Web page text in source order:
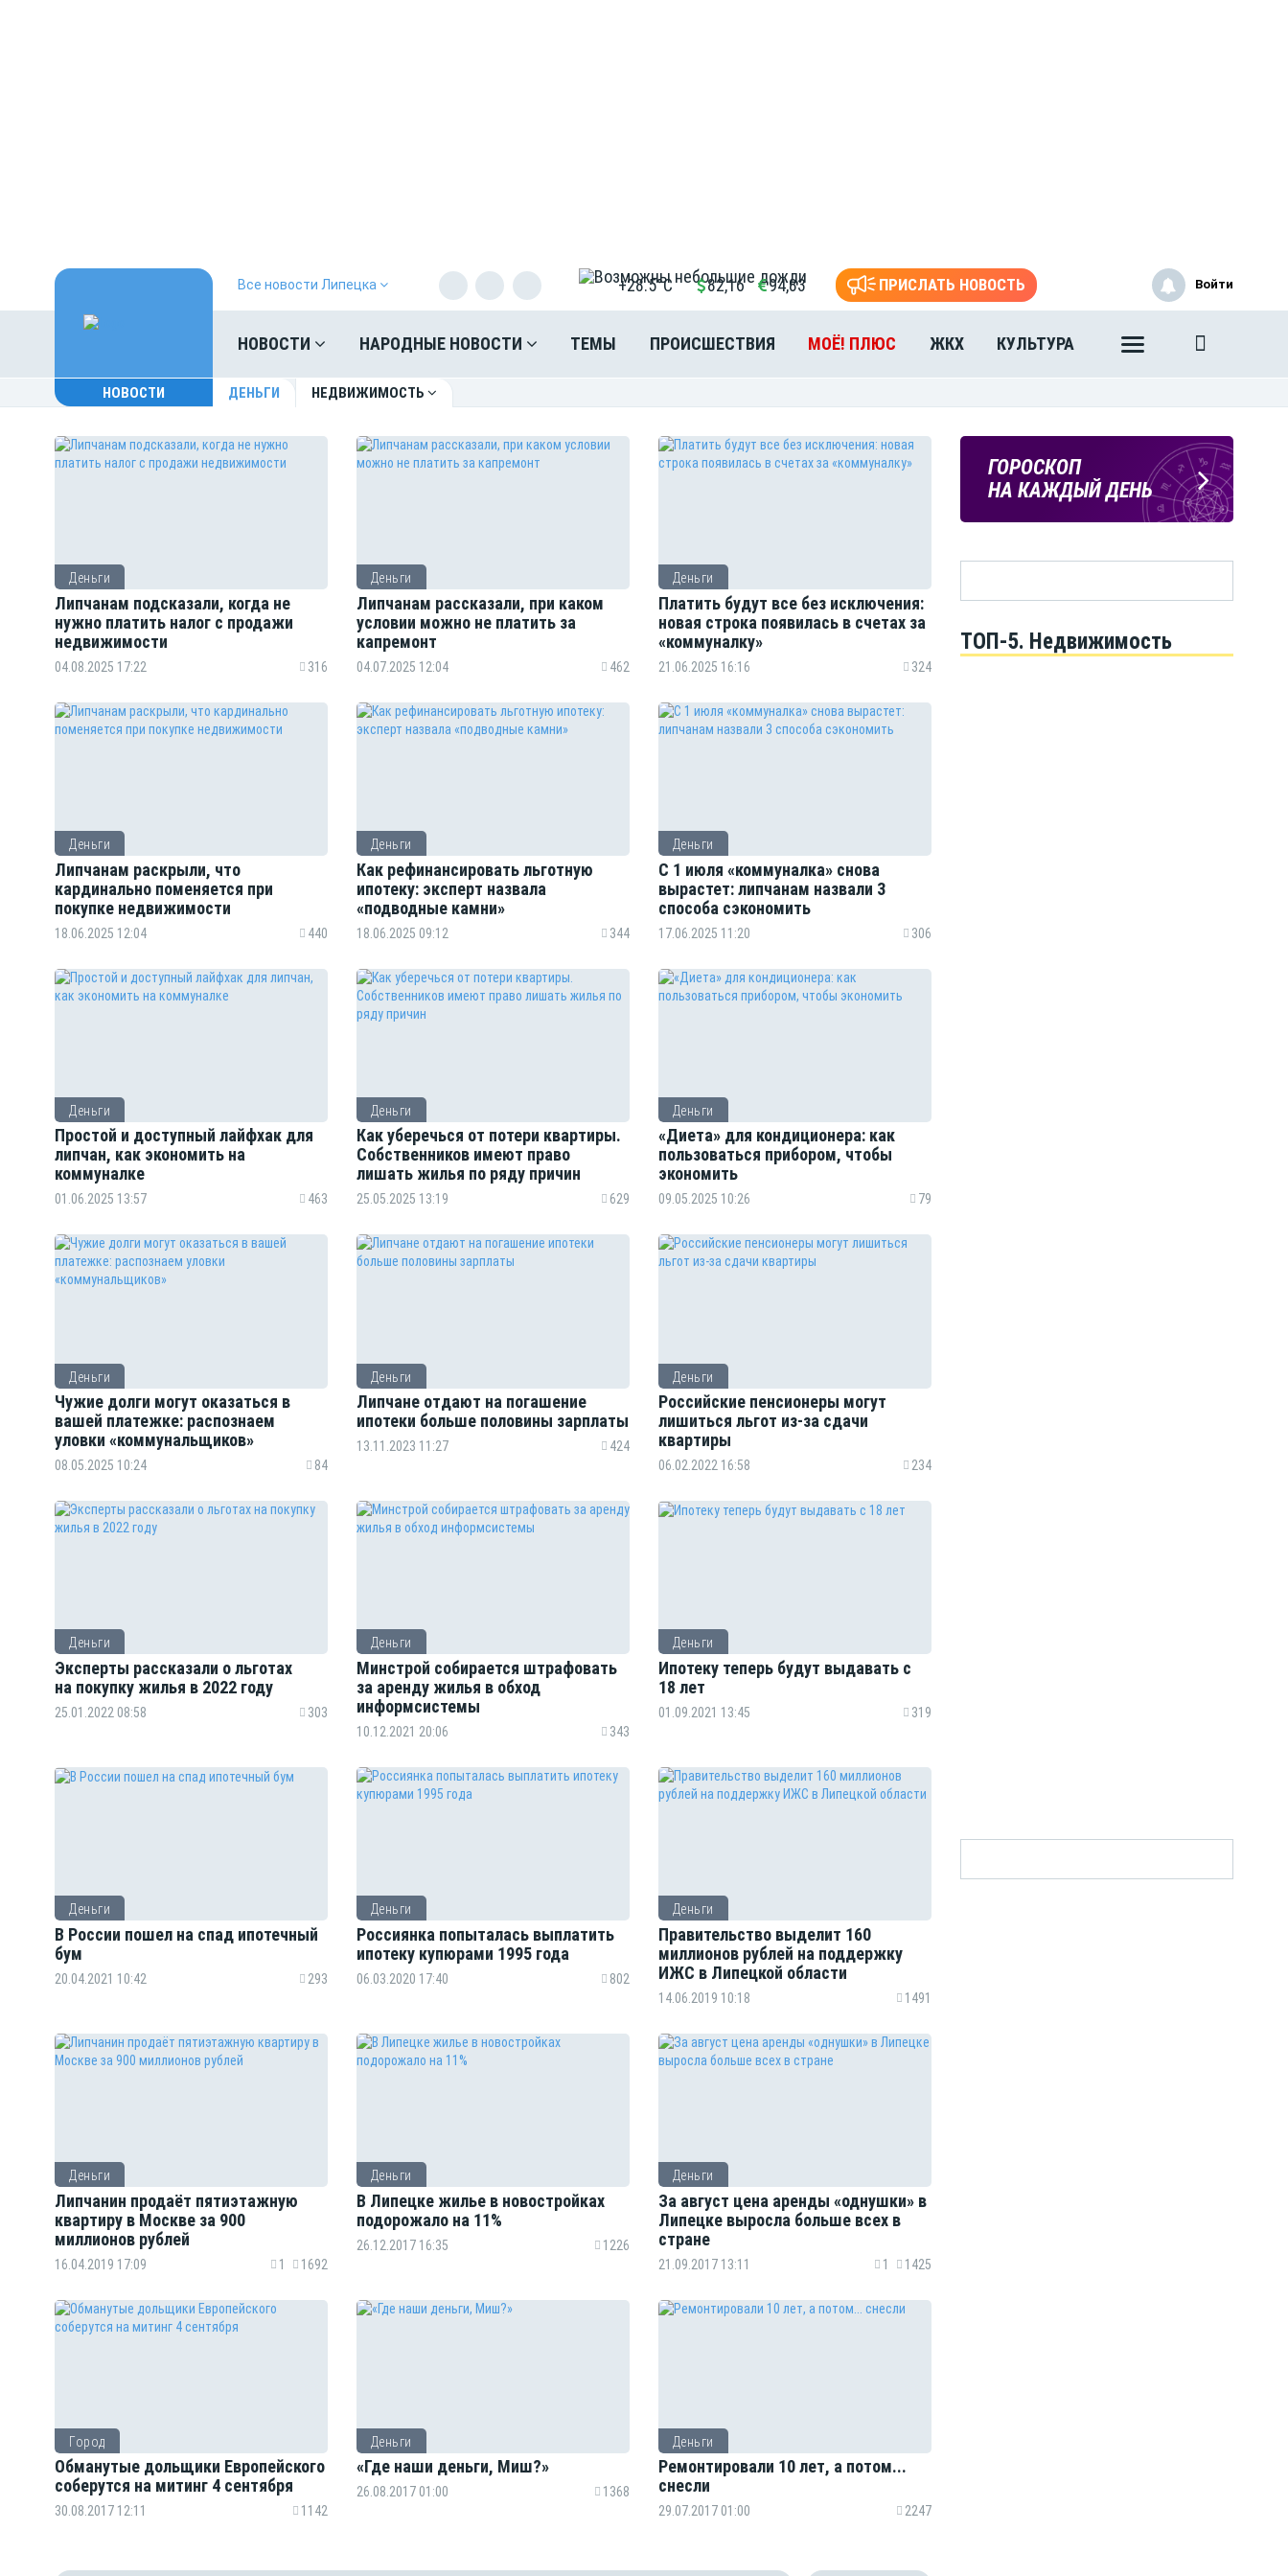
Все новости Липецка +28.5°C 82,16 94,83 ПРИСЛАТЬ НОВОСТЬ
НОВОСТИ НАРОДНЫЕ НОВОСТИ ТЕМЫ ПРОИСШЕСТВИЯ МОЁ! ПЛЮС ЖКХ КУЛЬТУРА
Войти
НОВОСТИ ДЕНЬГИ НЕДВИЖИМОСТЬ
Деньги
Липчанам подсказали, когда не
нужно платить налог с продажи
недвижимости
04.08.2025 17:22 316
Деньги
Липчанам рассказали, при каком
условии можно не платить за
капремонт
04.07.2025 12:04 462
Деньги
Платить будут все без исключения:
новая строка появилась в счетах за
«коммуналку»
21.06.2025 16:16 324
Деньги
Липчанам раскрыли, что
кардинально поменяется при
покупке недвижимости
18.06.2025 12:04 440
Деньги
Как рефинансировать льготную
ипотеку: эксперт назвала
«подводные камни»
18.06.2025 09:12 344
Деньги
С 1 июля «коммуналка» снова
вырастет: липчанам назвали 3
способа сэкономить
17.06.2025 11:20 306
Деньги
Простой и доступный лайфхак для
липчан, как экономить на
коммуналке
01.06.2025 13:57 463
Деньги
Как уберечься от потери квартиры.
Собственников имеют право
лишать жилья по ряду причин
25.05.2025 13:19 629
Деньги
«Диета» для кондиционера: как
пользоваться прибором, чтобы
экономить
09.05.2025 10:26 79
Деньги
Чужие долги могут оказаться в
вашей платежке: распознаем
уловки «коммунальщиков»
08.05.2025 10:24 84
Деньги
Липчане отдают на погашение
ипотеки больше половины зарплаты
13.11.2023 11:27 424
Деньги
Российские пенсионеры могут
лишиться льгот из-за сдачи
квартиры
06.02.2022 16:58 234
Деньги
Эксперты рассказали о льготах
на покупку жилья в 2022 году
25.01.2022 08:58 303
Деньги
Минстрой собирается штрафовать
за аренду жилья в обход
информсистемы
10.12.2021 20:06 343
Деньги
Ипотеку теперь будут выдавать с
18 лет
01.09.2021 13:45 319
Деньги
В России пошел на спад ипотечный
бум
20.04.2021 10:42 293
Деньги
Россиянка попыталась выплатить
ипотеку купюрами 1995 года
06.03.2020 17:40 802
Деньги
Правительство выделит 160
миллионов рублей на поддержку
ИЖС в Липецкой области
14.06.2019 10:18 1491
Деньги
Липчанин продаёт пятиэтажную
квартиру в Москве за 900
миллионов рублей
16.04.2019 17:09 1 1692
Деньги
В Липецке жилье в новостройках
подорожало на 11%
26.12.2017 16:35 1226
Деньги
За август цена аренды «однушки» в
Липецке выросла больше всех в
стране
21.09.2017 13:11 1 1425
Город
Обманутые дольщики Европейского
соберутся на митинг 4 сентября
30.08.2017 12:11 1142
Деньги
«Где наши деньги, Миш?»
26.08.2017 01:00 1368
Деньги
Ремонтировали 10 лет, а потом...
снесли
29.07.2017 01:00 2247
ГОРОСКОП
НА КАЖДЫЙ ДЕНЬ
ЛИПЕЦКИЕ
РЕАЛИИ
Новости Липецка и области
ПОГОДА
В ЛИПЕЦКЕ
ТОП-5. Недвижимость